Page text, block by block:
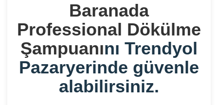
Baranada
Professional Dökülme
Şampuanını Trendyol
Pazaryerinde güvenle
alabilirsiniz.